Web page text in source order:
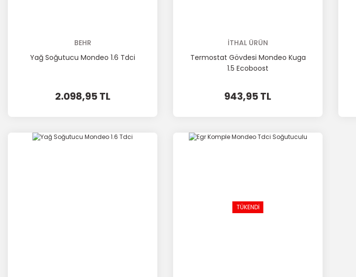
BEHR
Yağ Soğutucu Mondeo 1.6 Tdci
2.098,95 TL
İTHAL ÜRÜN
Termostat Gövdesi Mondeo Kuga
1.5 Ecoboost
943,95 TL
TÜKENDİ